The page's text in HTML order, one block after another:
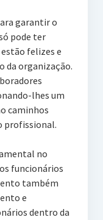
garantir o
pode ter
felizes e
da organização.
lhes um
caminhos
profissional.
no
funcionários
também
e
dentro da